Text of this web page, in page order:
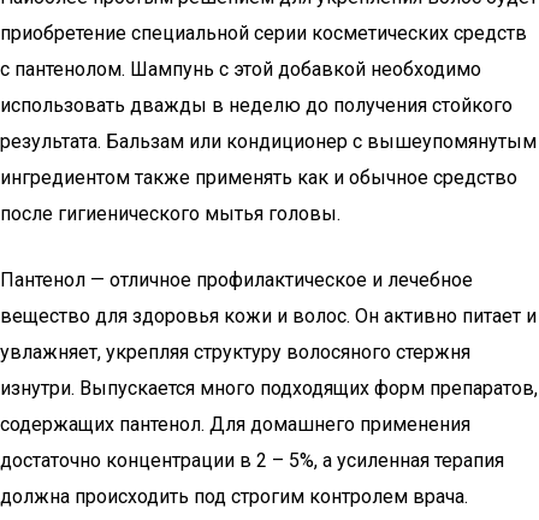
приобретение специальной серии косметических средств
с пантенолом. Шампунь с этой добавкой необходимо
использовать дважды в неделю до получения стойкого
результата. Бальзам или кондиционер с вышеупомянутым
ингредиентом также применять как и обычное средство
после гигиенического мытья головы.
Пантенол — отличное профилактическое и лечебное
вещество для здоровья кожи и волос. Он активно питает и
увлажняет, укрепляя структуру волосяного стержня
изнутри. Выпускается много подходящих форм препаратов,
содержащих пантенол. Для домашнего применения
достаточно концентрации в 2 – 5%, а усиленная терапия
должна происходить под строгим контролем врача.